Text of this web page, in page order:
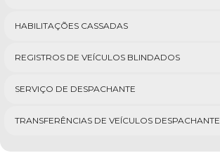
HABILITAÇÕES CASSADAS
REGISTROS DE VEÍCULOS BLINDADOS
SERVIÇO DE DESPACHANTE
TRANSFERÊNCIAS DE VEÍCULOS DESPACHANTE